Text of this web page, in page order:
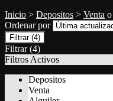
Inicio > Depositos > Venta o
Ordenar por
Filtrar (4)
Filtrar (4)
Filtros Activos
Depositos
Venta